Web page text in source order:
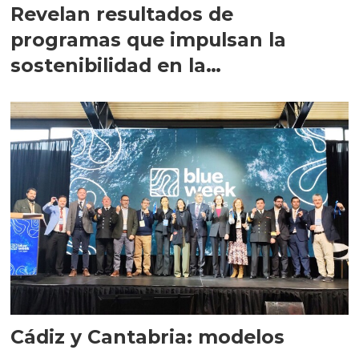
Revelan resultados de
programas que impulsan la
sostenibilidad en la
Cádiz y Cantabria: modelos